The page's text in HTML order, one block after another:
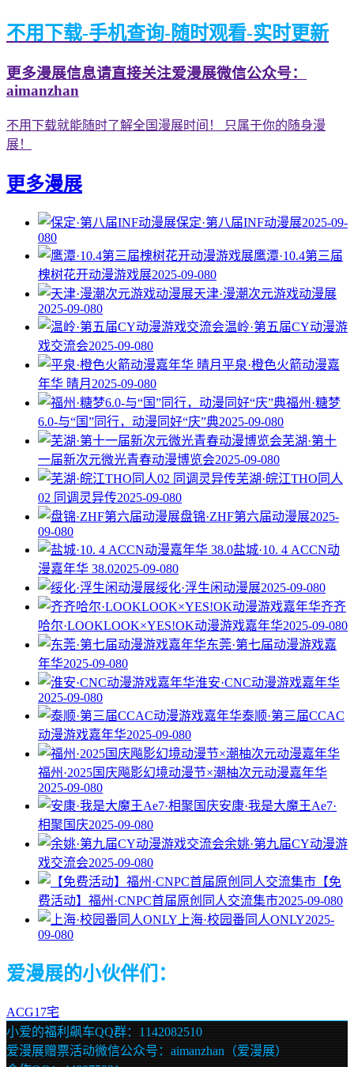
不用下载-手机查询-随时观看-实时更新
更多漫展信息请直接关注爱漫展微信公众号：
aimanzhan
不用下载就能随时了解全国漫展时间！ 只属于你的随身漫
展！
更多漫展
保定·第八届INF动漫展2025-09-
080
鹰潭·10.4第三届
槐树花开动漫游戏展2025-09-080
天津·漫潮次元游戏动漫展
2025-09-080
温岭·第五届CY动漫游
戏交流会2025-09-080
平泉·橙色火箭动漫嘉
年华 晴月 2025-09-080
福州·糖梦
6.0-与“国”同行，动漫同好“庆”典2025-09-080
芜湖·第十
一届新次元微光青春动漫博览会2025-09-080
芜湖·皖江THO同人
02 同调灵异传2025-09-080
盘锦·ZHF第六届动漫展2025-
09-080
盐城·10. 4 ACCN动
漫嘉年华 38.02025-09-080
绥化·浮生闲动漫展2025-09-080
齐齐
哈尔·LOOKLOOK×YES!OK动漫游戏嘉年华2025-09-080
东莞·第七届动漫游戏嘉
年华2025-09-080
淮安·CNC动漫游戏嘉年华
2025-09-080
泰顺·第三届CCAC
动漫游戏嘉年华2025-09-080
福州·2025国庆飚影幻境动漫节×潮柚次元动漫嘉年华
2025-09-080
安康·我是大魔王Ae7·
相聚国庆2025-09-080
余姚·第九届CY动漫游
戏交流会2025-09-080
【免
费活动】福州·CNPC首届原创同人交流集市2025-09-080
上海·校园番同人ONLY2025-
09-080
爱漫展的小伙伴们：
ACG17宅
小爱的福利飙车QQ群：1142082510
爱漫展赠票活动微信公众号：aimanzhan（爱漫展）